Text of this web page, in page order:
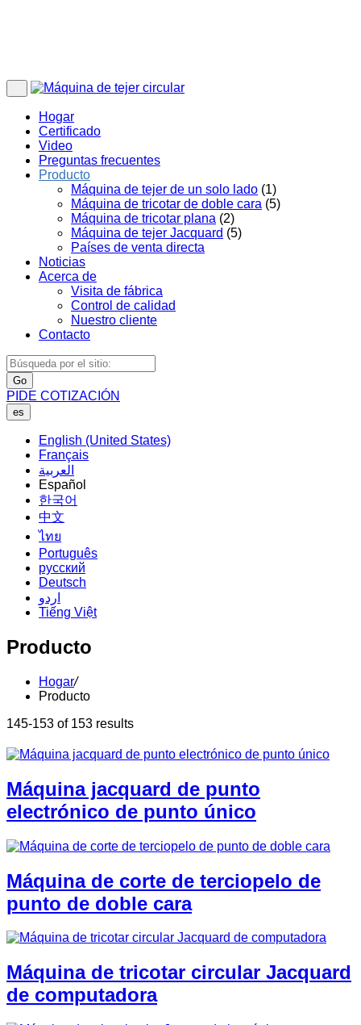
Hogar
Certificado
Video
Preguntas frecuentes
Producto
Máquina de tejer de un solo lado (1)
Máquina de tricotar de doble cara (5)
Máquina de tricotar plana (2)
Máquina de tejer Jacquard (5)
Países de venta directa
Noticias
Acerca de
Visita de fábrica
Control de calidad
Nuestro cliente
Contacto
Go
PIDE COTIZACIÓN
es
English (United States)
Français
العربية
Español
한국어
中文
ไทย
Português
русский
Deutsch
اردو
Tiếng Việt
Producto
Hogar/
Producto
145-153 of 153 results
Máquina jacquard de punto
electrónico de punto único
Máquina de corte de terciopelo de
punto de doble cara
Máquina de tricotar circular Jacquard
de computadora